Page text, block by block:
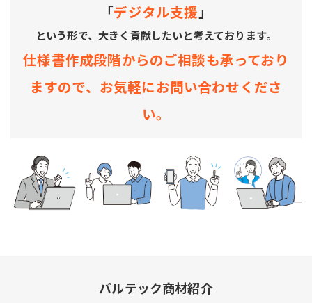
「デジタル支援 」
という形で、大きく貢献したいと考えております。
仕様書作成段階からのご相談も承っており
ますので、お気軽にお問い合わせくださ
い。
バルテック商材紹介